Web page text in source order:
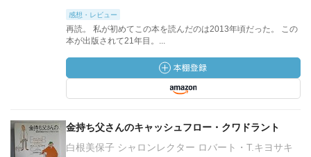
感想・レビュー
再読。 私が初めてこの本を読んだのは2013年頃だった。 この
本が出版されて21年目。...
金持ち父さんのキャッシュフロー・クワドラント
白根美保子 シャロンレクター ロバート・T.キヨサキ